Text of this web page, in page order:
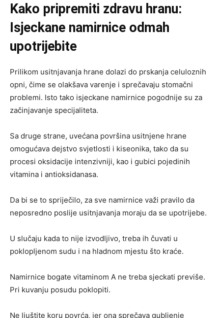
Kako pripremiti zdravu hranu:
Isjeckane namirnice odmah
upotrijebite
Prilikom usitnjavanja hrane dolazi do prskanja celuloznih
opni, čime se olakšava varenje i sprečavaju stomačni
problemi. Isto tako isjeckane namirnice pogodnije su za
začinjavanje specijaliteta.
Sa druge strane, uvećana površina usitnjene hrane
omogućava dejstvo svjetlosti i kiseonika, tako da su
procesi oksidacije intenzivniji, kao i gubici pojedinih
vitamina i antioksidanasa.
Da bi se to spriječilo, za sve namirnice važi pravilo da
neposredno poslije usitnjavanja moraju da se upotrijebe.
U slučaju kada to nije izvodljivo, treba ih čuvati u
poklopljenom sudu i na hladnom mjestu što kraće.
Namirnice bogate vitaminom A ne treba sjeckati previše.
Pri kuvanju posudu poklopiti.
Ne ljuštite koru povrća, jer ona sprečava gubljenje